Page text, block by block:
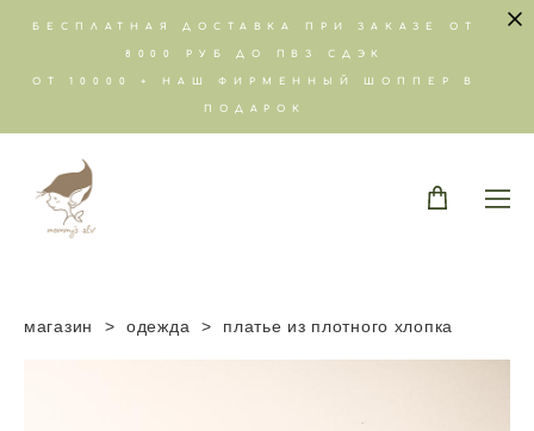
БЕСПЛАТНАЯ ДОСТАВКА ПРИ ЗАКАЗЕ ОТ
8000 РУБ ДО ПВЗ СДЭК
ОТ 10000 + НАШ ФИРМЕННЫЙ ШОППЕР В
ПОДАРОК
магазин > одежда > платье из плотного хлопка